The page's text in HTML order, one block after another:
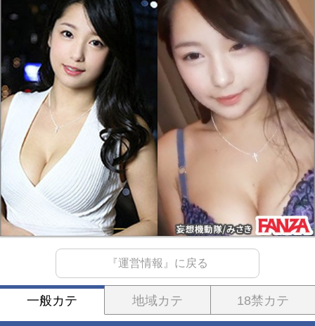
『運営情報』に戻る
一般カテ 地域カテ 18禁カテ